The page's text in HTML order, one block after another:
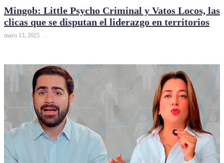
Mingob: Little Psycho Criminal y Vatos Locos, las
clicas que se disputan el liderazgo en territorios
mayo 13, 2025